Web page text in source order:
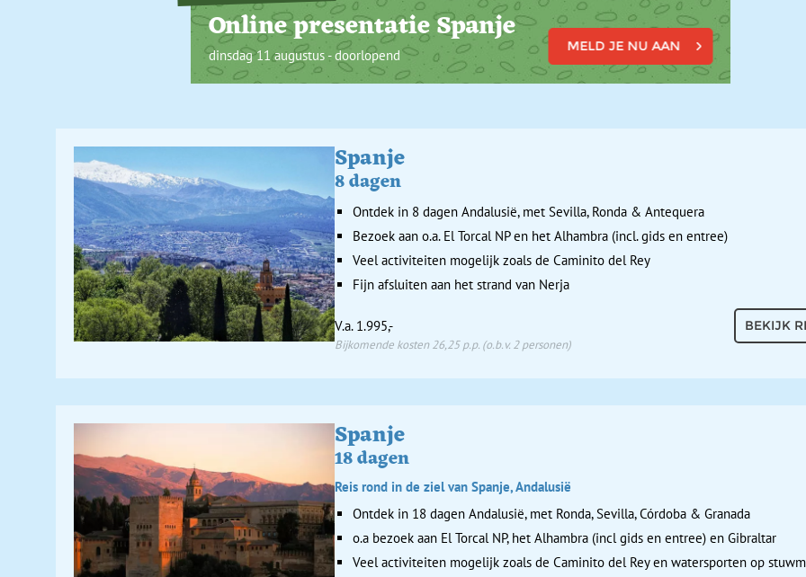
Online presentatie Spanje
dinsdag 11 augustus - doorlopend
MELD JE NU AAN
Spanje
8 dagen
Ontdek in 8 dagen Andalusië, met Sevilla, Ronda & Antequera
Bezoek aan o.a. El Torcal NP en het Alhambra (incl. gids en entree)
Veel activiteiten mogelijk zoals de Caminito del Rey
Fijn afsluiten aan het strand van Nerja
V.a. 1.995,- BEKIJK
Bijkomende kosten 26,25 p.p. (o.b.v. 2 personen)
Spanje
18 dagen
Reis rond in de ziel van Spanje, Andalusië
Ontdek in 18 dagen Andalusië, met Ronda, Sevilla, Córdoba & Granada
o.a bezoek aan El Torcal NP, het Alhambra (incl gids en entree) en Gibraltar
Veel activiteiten mogelijk zoals de Caminito del Rey en watersporten op